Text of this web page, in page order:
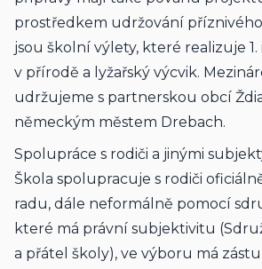
prostředkem udržování
jsou školní výlety, které realizuje 1.
v přírodě a lyžařský výcvik.
udržujeme s partnerskou obcí
německým městem Drebach.
Spolupráce s rodiči a jinými
Škola spolupracuje s rodiči
radu, dále neformálně pomocí
které má právní subjektivitu
a přátel školy), ve výboru má